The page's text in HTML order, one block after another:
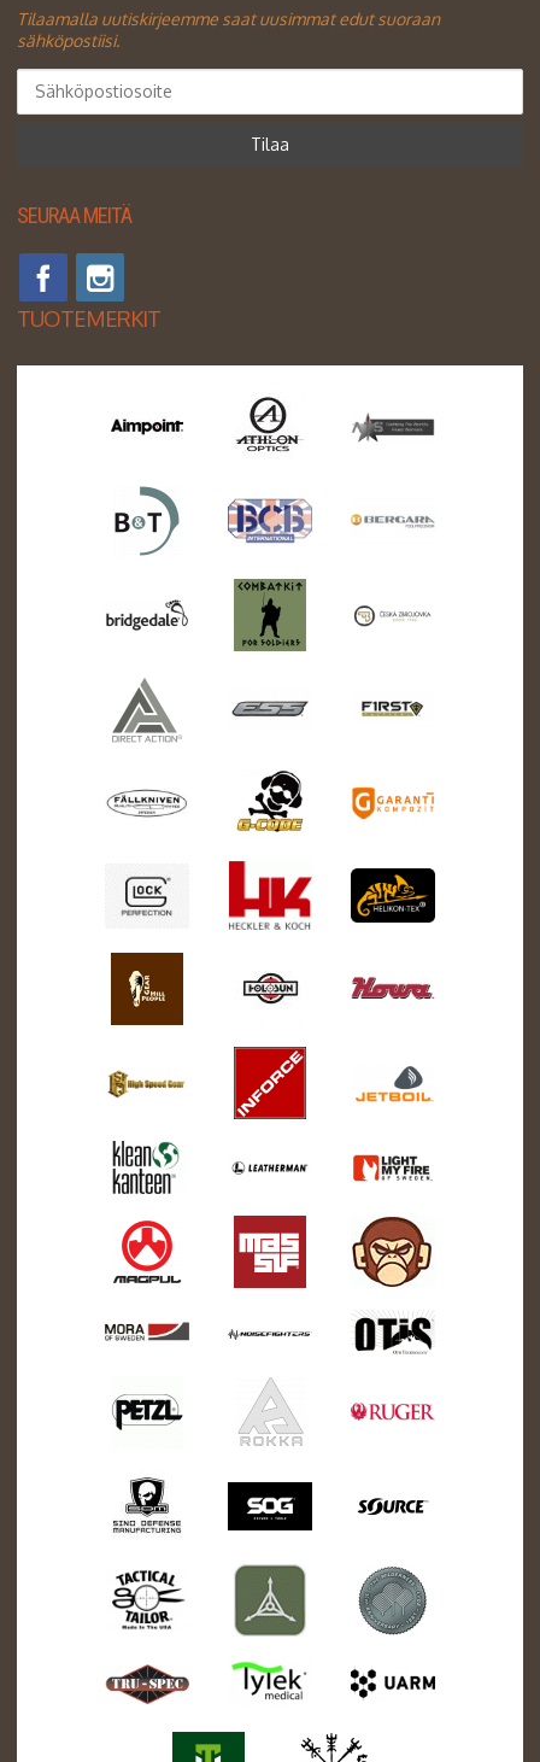
Tilaamalla uutiskirjeemme saat uusimmat edut suoraan
sähköpostiisi.
Tilaa
SEURAA MEITÄ
TUOTEMERKIT